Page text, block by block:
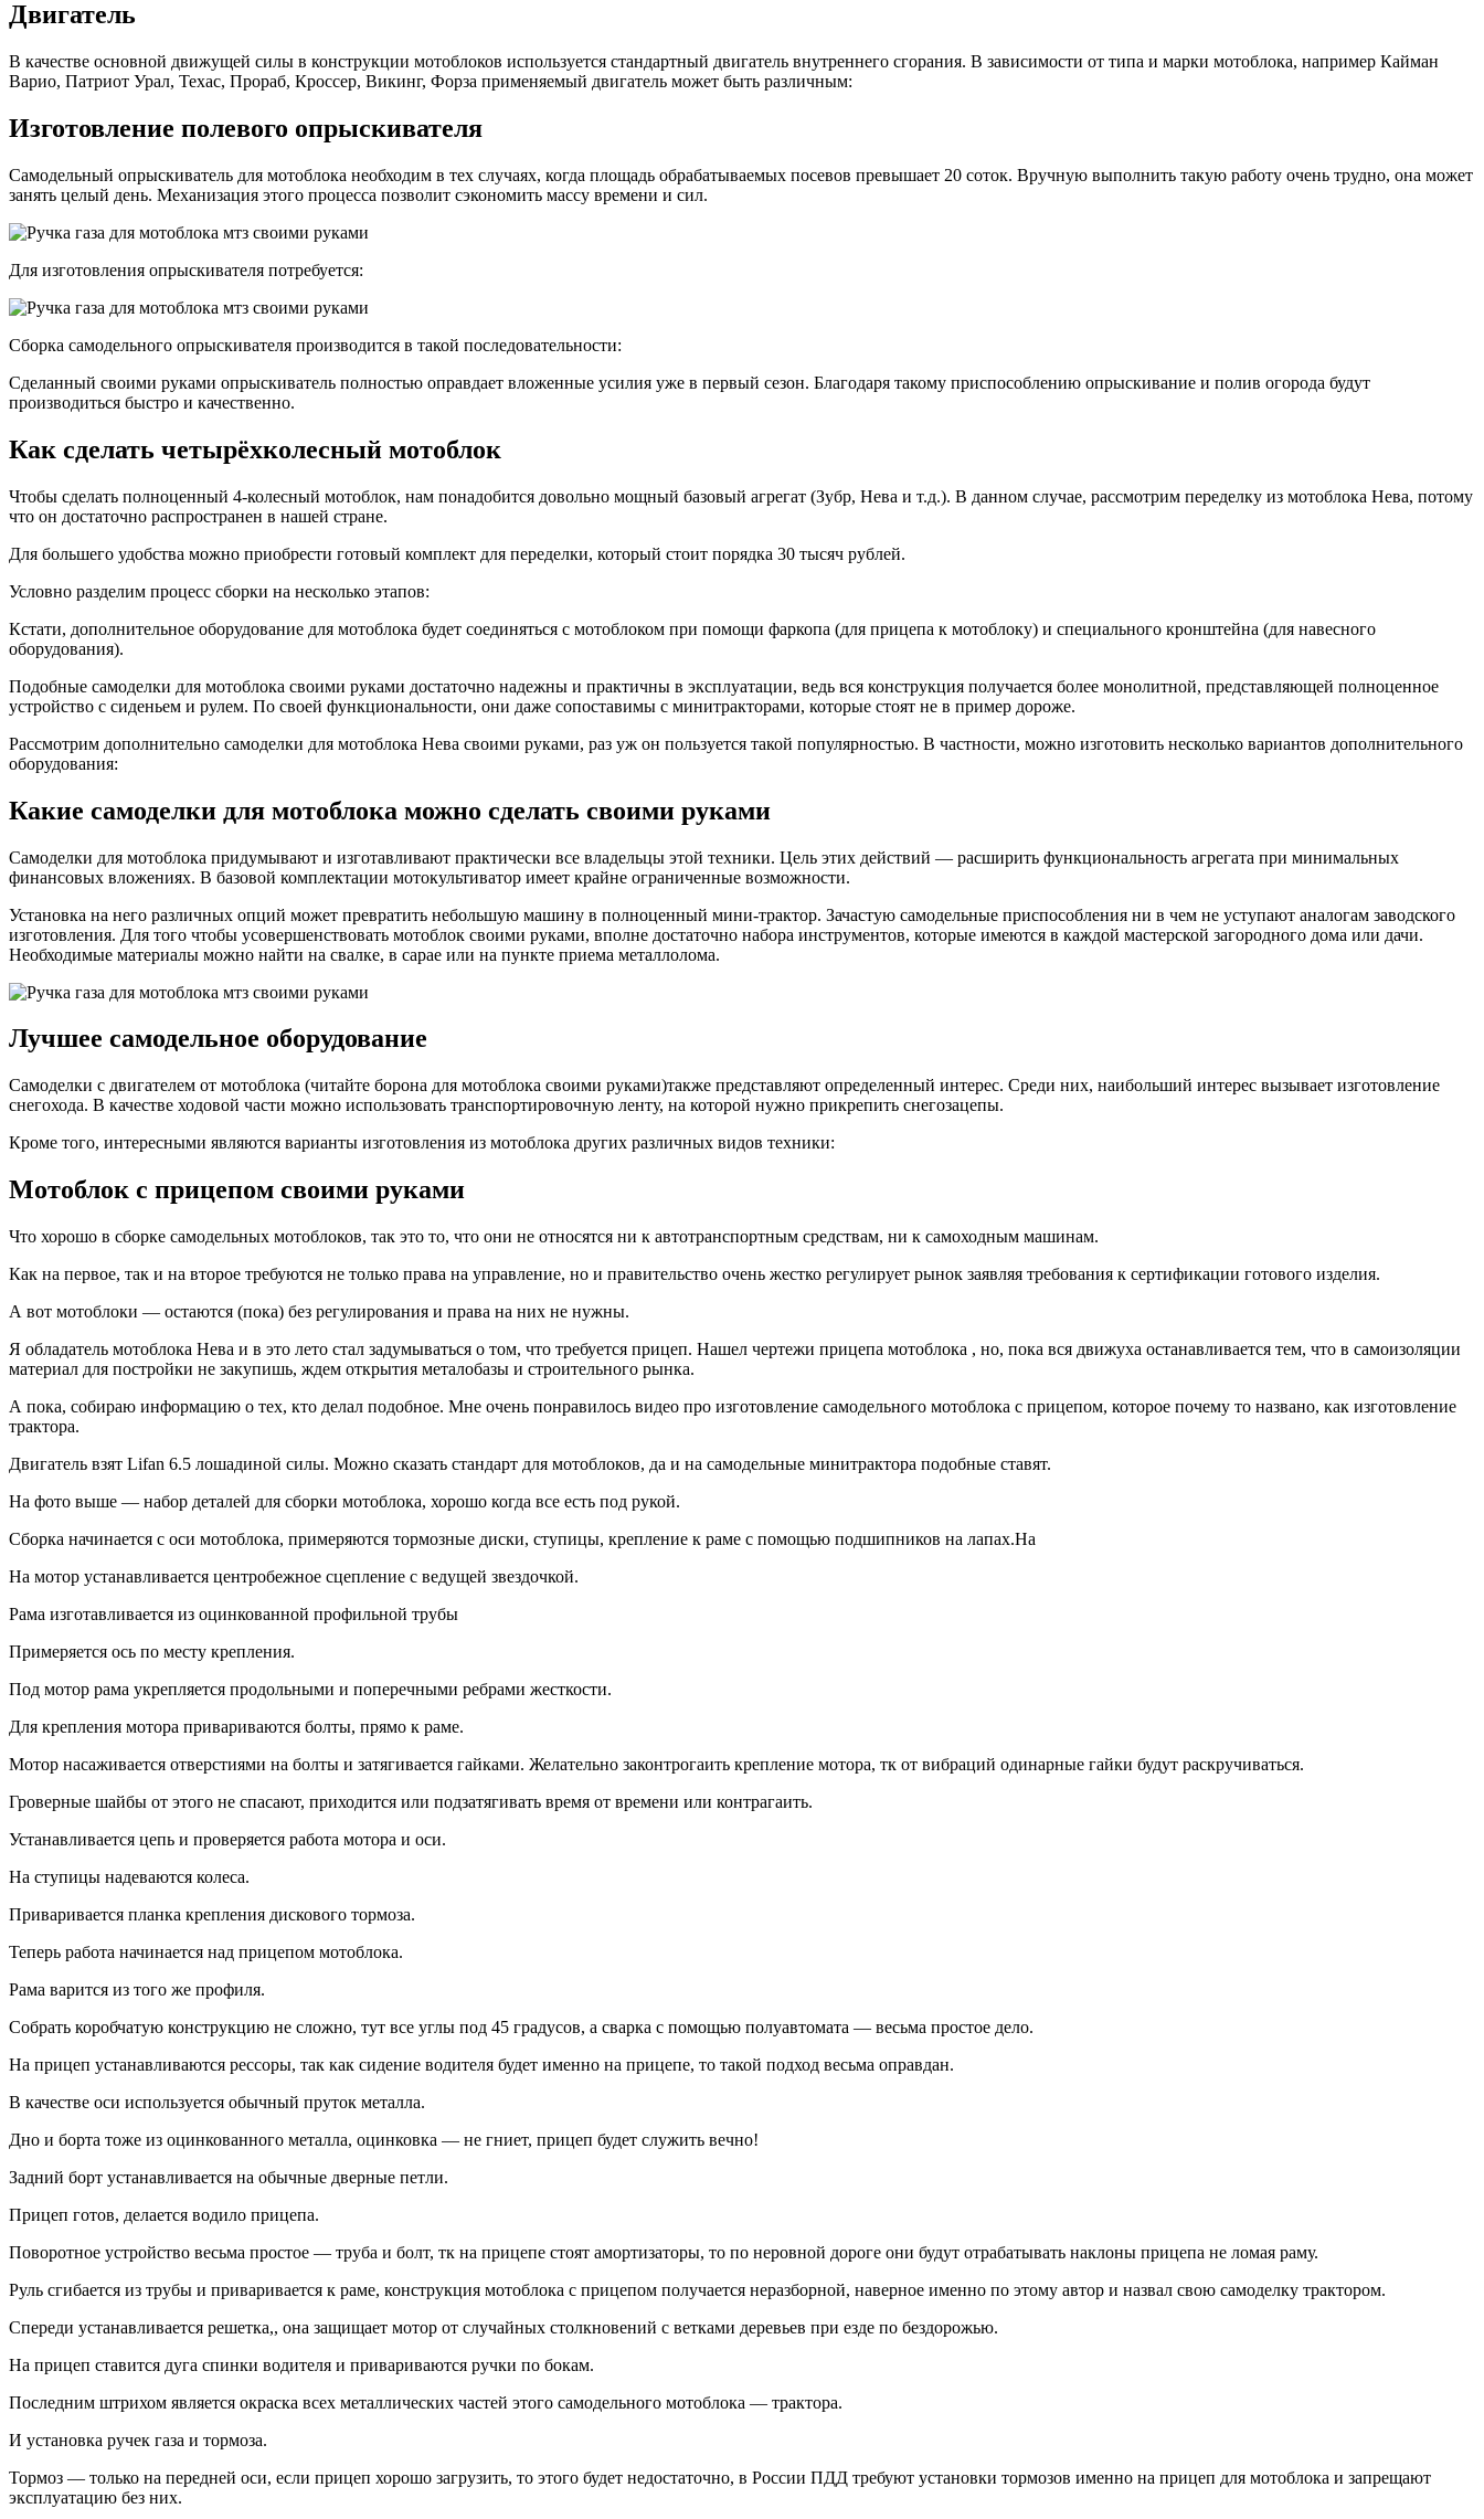
Двигатель
В качестве основной движущей силы в конструкции мотоблоков используется стандартный двигатель внутреннего сгорания. В зависимости от типа и марки мотоблока, например Кайман
Варио, Патриот Урал, Техас, Прораб, Кроссер, Викинг, Форза применяемый двигатель может быть различным:
Изготовление полевого опрыскивателя
Самодельный опрыскиватель для мотоблока необходим в тех случаях, когда площадь обрабатываемых посевов превышает 20 соток. Вручную выполнить такую работу очень трудно, она может
занять целый день. Механизация этого процесса позволит сэкономить массу времени и сил.
Для изготовления опрыскивателя потребуется:
Сборка самодельного опрыскивателя производится в такой последовательности:
Сделанный своими руками опрыскиватель полностью оправдает вложенные усилия уже в первый сезон. Благодаря такому приспособлению опрыскивание и полив огорода будут
производиться быстро и качественно.
Как сделать четырёхколесный мотоблок
Чтобы сделать полноценный 4-колесный мотоблок, нам понадобится довольно мощный базовый агрегат (Зубр, Нева и т.д.). В данном случае, рассмотрим переделку из мотоблока Нева, потому
что он достаточно распространен в нашей стране.
Для большего удобства можно приобрести готовый комплект для переделки, который стоит порядка 30 тысяч рублей.
Условно разделим процесс сборки на несколько этапов:
Кстати, дополнительное оборудование для мотоблока будет соединяться с мотоблоком при помощи фаркопа (для прицепа к мотоблоку) и специального кронштейна (для навесного
оборудования).
Подобные самоделки для мотоблока своими руками достаточно надежны и практичны в эксплуатации, ведь вся конструкция получается более монолитной, представляющей полноценное
устройство с сиденьем и рулем. По своей функциональности, они даже сопоставимы с минитракторами, которые стоят не в пример дороже.
Рассмотрим дополнительно самоделки для мотоблока Нева своими руками, раз уж он пользуется такой популярностью. В частности, можно изготовить несколько вариантов дополнительного
оборудования:
Какие самоделки для мотоблока можно сделать своими руками
Самоделки для мотоблока придумывают и изготавливают практически все владельцы этой техники. Цель этих действий — расширить функциональность агрегата при минимальных
финансовых вложениях. В базовой комплектации мотокультиватор имеет крайне ограниченные возможности.
Установка на него различных опций может превратить небольшую машину в полноценный мини-трактор. Зачастую самодельные приспособления ни в чем не уступают аналогам заводского
изготовления. Для того чтобы усовершенствовать мотоблок своими руками, вполне достаточно набора инструментов, которые имеются в каждой мастерской загородного дома или дачи.
Необходимые материалы можно найти на свалке, в сарае или на пункте приема металлолома.
Лучшее самодельное оборудование
Самоделки с двигателем от мотоблока (читайте борона для мотоблока своими руками)также представляют определенный интерес. Среди них, наибольший интерес вызывает изготовление
снегохода. В качестве ходовой части можно использовать транспортировочную ленту, на которой нужно прикрепить снегозацепы.
Кроме того, интересными являются варианты изготовления из мотоблока других различных видов техники:
Мотоблок с прицепом своими руками
Что хорошо в сборке самодельных мотоблоков, так это то, что они не относятся ни к автотранспортным средствам, ни к самоходным машинам.
Как на первое, так и на второе требуются не только права на управление, но и правительство очень жестко регулирует рынок заявляя требования к сертификации готового изделия.
А вот мотоблоки — остаются (пока) без регулирования и права на них не нужны.
Я обладатель мотоблока Нева и в это лето стал задумываться о том, что требуется прицеп. Нашел чертежи прицепа мотоблока , но, пока вся движуха останавливается тем, что в самоизоляции
материал для постройки не закупишь, ждем открытия металобазы и строительного рынка.
А пока, собираю информацию о тех, кто делал подобное. Мне очень понравилось видео про изготовление самодельного мотоблока с прицепом, которое почему то названо, как изготовление
трактора.
Двигатель взят Lifan 6.5 лошадиной силы. Можно сказать стандарт для мотоблоков, да и на самодельные минитрактора подобные ставят.
На фото выше — набор деталей для сборки мотоблока, хорошо когда все есть под рукой.
Сборка начинается с оси мотоблока, примеряются тормозные диски, ступицы, крепление к раме с помощью подшипников на лапах.На
На мотор устанавливается центробежное сцепление с ведущей звездочкой.
Рама изготавливается из оцинкованной профильной трубы
Примеряется ось по месту крепления.
Под мотор рама укрепляется продольными и поперечными ребрами жесткости.
Для крепления мотора привариваются болты, прямо к раме.
Мотор насаживается отверстиями на болты и затягивается гайками. Желательно законтрогаить крепление мотора, тк от вибраций одинарные гайки будут раскручиваться.
Гроверные шайбы от этого не спасают, приходится или подзатягивать время от времени или контрагаить.
Устанавливается цепь и проверяется работа мотора и оси.
На ступицы надеваются колеса.
Приваривается планка крепления дискового тормоза.
Теперь работа начинается над прицепом мотоблока.
Рама варится из того же профиля.
Собрать коробчатую конструкцию не сложно, тут все углы под 45 градусов, а сварка с помощью полуавтомата — весьма простое дело.
На прицеп устанавливаются рессоры, так как сидение водителя будет именно на прицепе, то такой подход весьма оправдан.
В качестве оси используется обычный пруток металла.
Дно и борта тоже из оцинкованного металла, оцинковка — не гниет, прицеп будет служить вечно!
Задний борт устанавливается на обычные дверные петли.
Прицеп готов, делается водило прицепа.
Поворотное устройство весьма простое — труба и болт, тк на прицепе стоят амортизаторы, то по неровной дороге они будут отрабатывать наклоны прицепа не ломая раму.
Руль сгибается из трубы и приваривается к раме, конструкция мотоблока с прицепом получается неразборной, наверное именно по этому автор и назвал свою самоделку трактором.
Спереди устанавливается решетка,, она защищает мотор от случайных столкновений с ветками деревьев при езде по бездорожью.
На прицеп ставится дуга спинки водителя и привариваются ручки по бокам.
Последним штрихом является окраска всех металлических частей этого самодельного мотоблока — трактора.
И установка ручек газа и тормоза.
Тормоз — только на передней оси, если прицеп хорошо загрузить, то этого будет недостаточно, в России ПДД требуют установки тормозов именно на прицеп для мотоблока и запрещают
эксплуатацию без них.